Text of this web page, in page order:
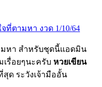
มหา สำหรับชุดนี้แอดมิน
เรื่อยๆนะครับ หวยเขียน
ด ระวังเจ้ามืออั้น